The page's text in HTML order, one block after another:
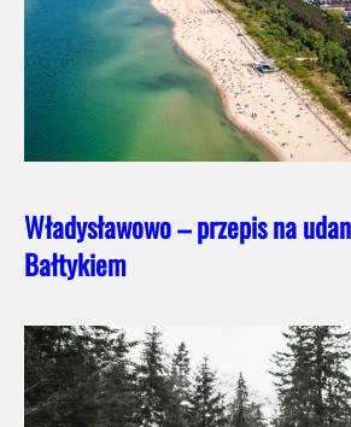
Władysławowo – przepis na
Bałtykiem